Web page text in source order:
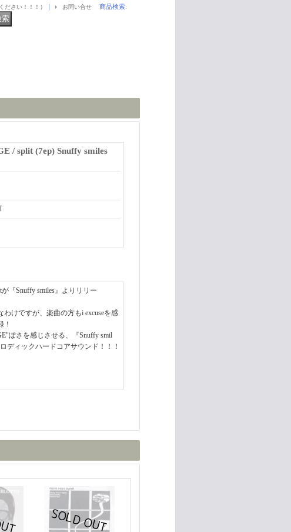
ださい！！！） ｜ お問い合せ 商品検索:
/ split (7ep) Snuffy smiles
『Snuffy smiles』よりリリー
けですが、楽曲の方もi excuseを感
！
ぽさを感じさせる、『Snuffy smil
ディックハードコアサウンド！！！